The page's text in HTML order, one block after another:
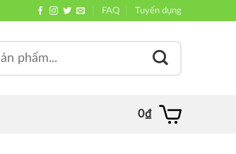
FAQ Tuyển dụng
0₫